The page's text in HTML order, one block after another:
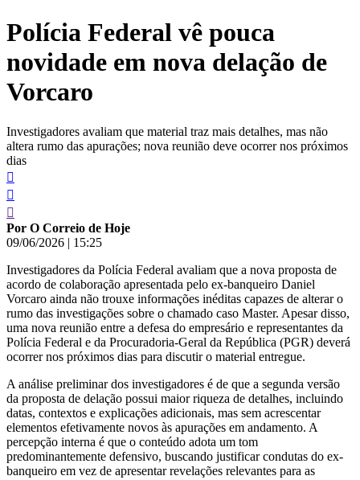
conteúdo
Polícia Federal vê pouca
novidade em nova delação de
Vorcaro
Investigadores avaliam que material traz mais detalhes, mas não
altera rumo das apurações; nova reunião deve ocorrer nos próximos
dias
Por O Correio de Hoje
09/06/2026 | 15:25
Investigadores da Polícia Federal avaliam que a nova proposta de
acordo de colaboração apresentada pelo ex-banqueiro Daniel
Vorcaro ainda não trouxe informações inéditas capazes de alterar o
rumo das investigações sobre o chamado caso Master. Apesar disso,
uma nova reunião entre a defesa do empresário e representantes da
Polícia Federal e da Procuradoria-Geral da República (PGR) deverá
ocorrer nos próximos dias para discutir o material entregue.
A análise preliminar dos investigadores é de que a segunda versão
da proposta de delação possui maior riqueza de detalhes, incluindo
datas, contextos e explicações adicionais, mas sem acrescentar
elementos efetivamente novos às apurações em andamento. A
percepção interna é que o conteúdo adota um tom
predominantemente defensivo, buscando justificar condutas do ex-
banqueiro em vez de apresentar revelações relevantes para as